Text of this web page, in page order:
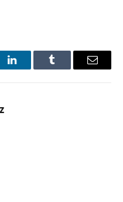
LinkedInTumblr Email